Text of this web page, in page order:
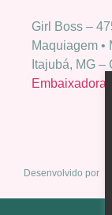
Girl Boss –
Maquiagem •
Itajubá, MG
Embaixadora
Desenvolvido por